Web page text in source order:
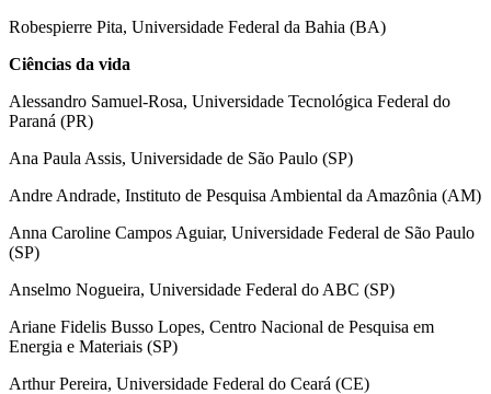
Robespierre Pita, Universidade Federal da Bahia (BA)
Ciências da vida
Alessandro Samuel-Rosa, Universidade Tecnológica Federal do
Paraná (PR)
Ana Paula Assis, Universidade de São Paulo (SP)
Andre Andrade, Instituto de Pesquisa Ambiental da Amazônia (AM)
Anna Caroline Campos Aguiar, Universidade Federal de São Paulo
(SP)
Anselmo Nogueira, Universidade Federal do ABC (SP)
Ariane Fidelis Busso Lopes, Centro Nacional de Pesquisa em
Energia e Materiais (SP)
Arthur Pereira, Universidade Federal do Ceará (CE)